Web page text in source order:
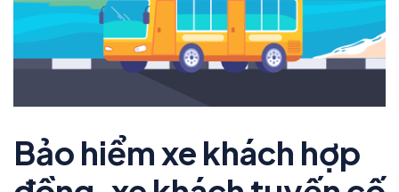
Bảo hiểm xe khách hợp